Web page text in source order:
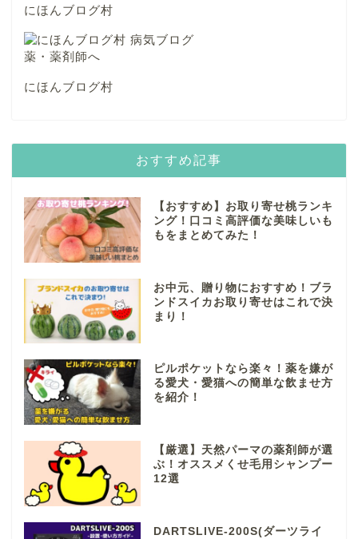
にほんブログ村
にほんブログ村
おすすめ記事
【おすすめ】お取り寄せ桃ランキ
ング！口コミ高評価な美味しいも
もをまとめてみた！
お中元、贈り物におすすめ！ブラ
ンドスイカお取り寄せはこれで決
まり！
ピルポケットなら楽々！薬を嫌が
る愛犬・愛猫への簡単な飲ませ方
を紹介！
【厳選】天然パーマの薬剤師が選
ぶ！オススメくせ毛用シャンプー
12選
DARTSLIVE-200S(ダーツライ